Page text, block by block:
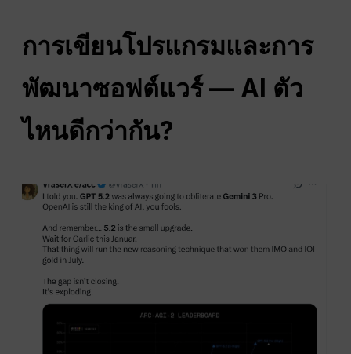
การเขียนโปรแกรมและการ
พัฒนาซอฟต์แวร์ — AI ตัว
ไหนดีกว่ากัน?